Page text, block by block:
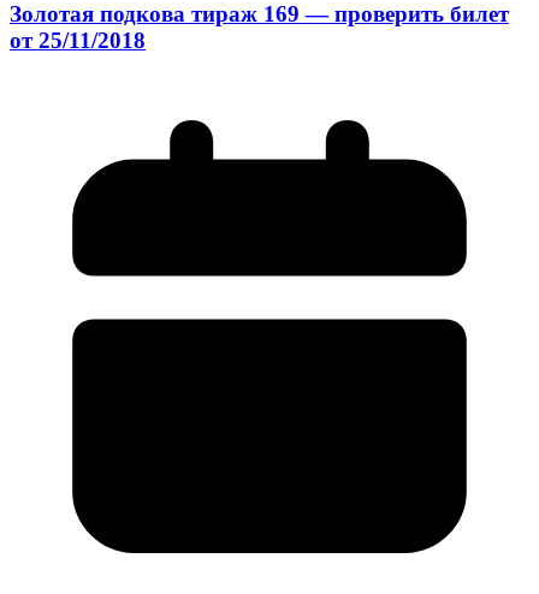
Золотая подкова тираж 169 — проверить билет
от 25/11/2018